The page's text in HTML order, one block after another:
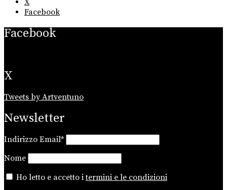
X
Facebook
Facebook
X
Tweets by Artventuno
Newsletter
Indirizzo Email*
Nome
Ho letto e accetto itermini e le condizioni